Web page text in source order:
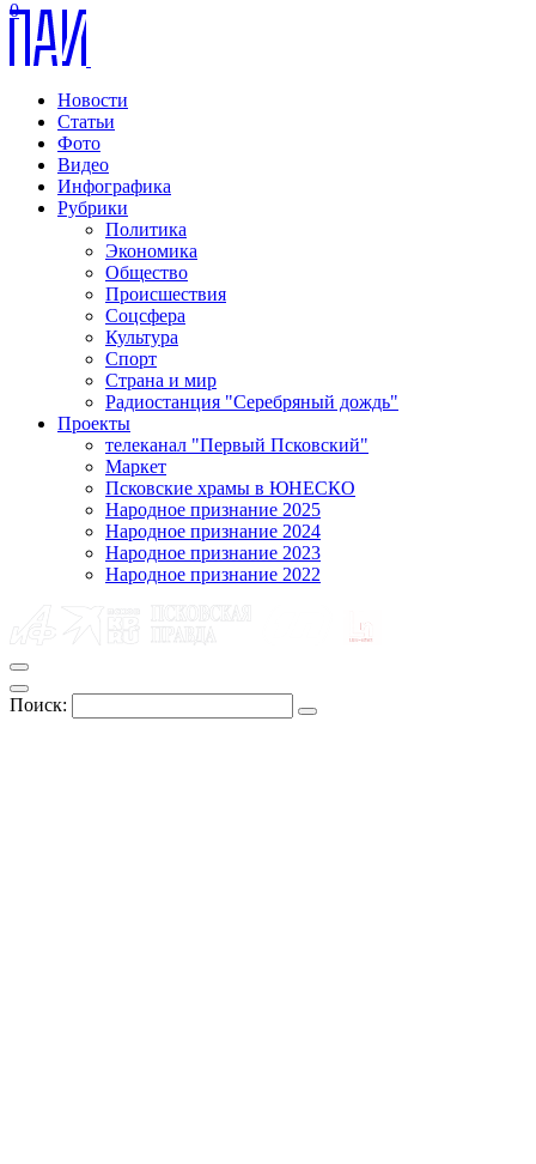
Новости
Статьи
Фото
Видео
Инфографика
Рубрики
Политика
Экономика
Общество
Происшествия
Соцсфера
Культура
Спорт
Страна и мир
Радиостанция "Серебряный дождь"
Проекты
телеканал "Первый Псковский"
Маркет
Псковские храмы в ЮНЕСКО
Народное признание 2025
Народное признание 2024
Народное признание 2023
Народное признание 2022
Поиск:
0